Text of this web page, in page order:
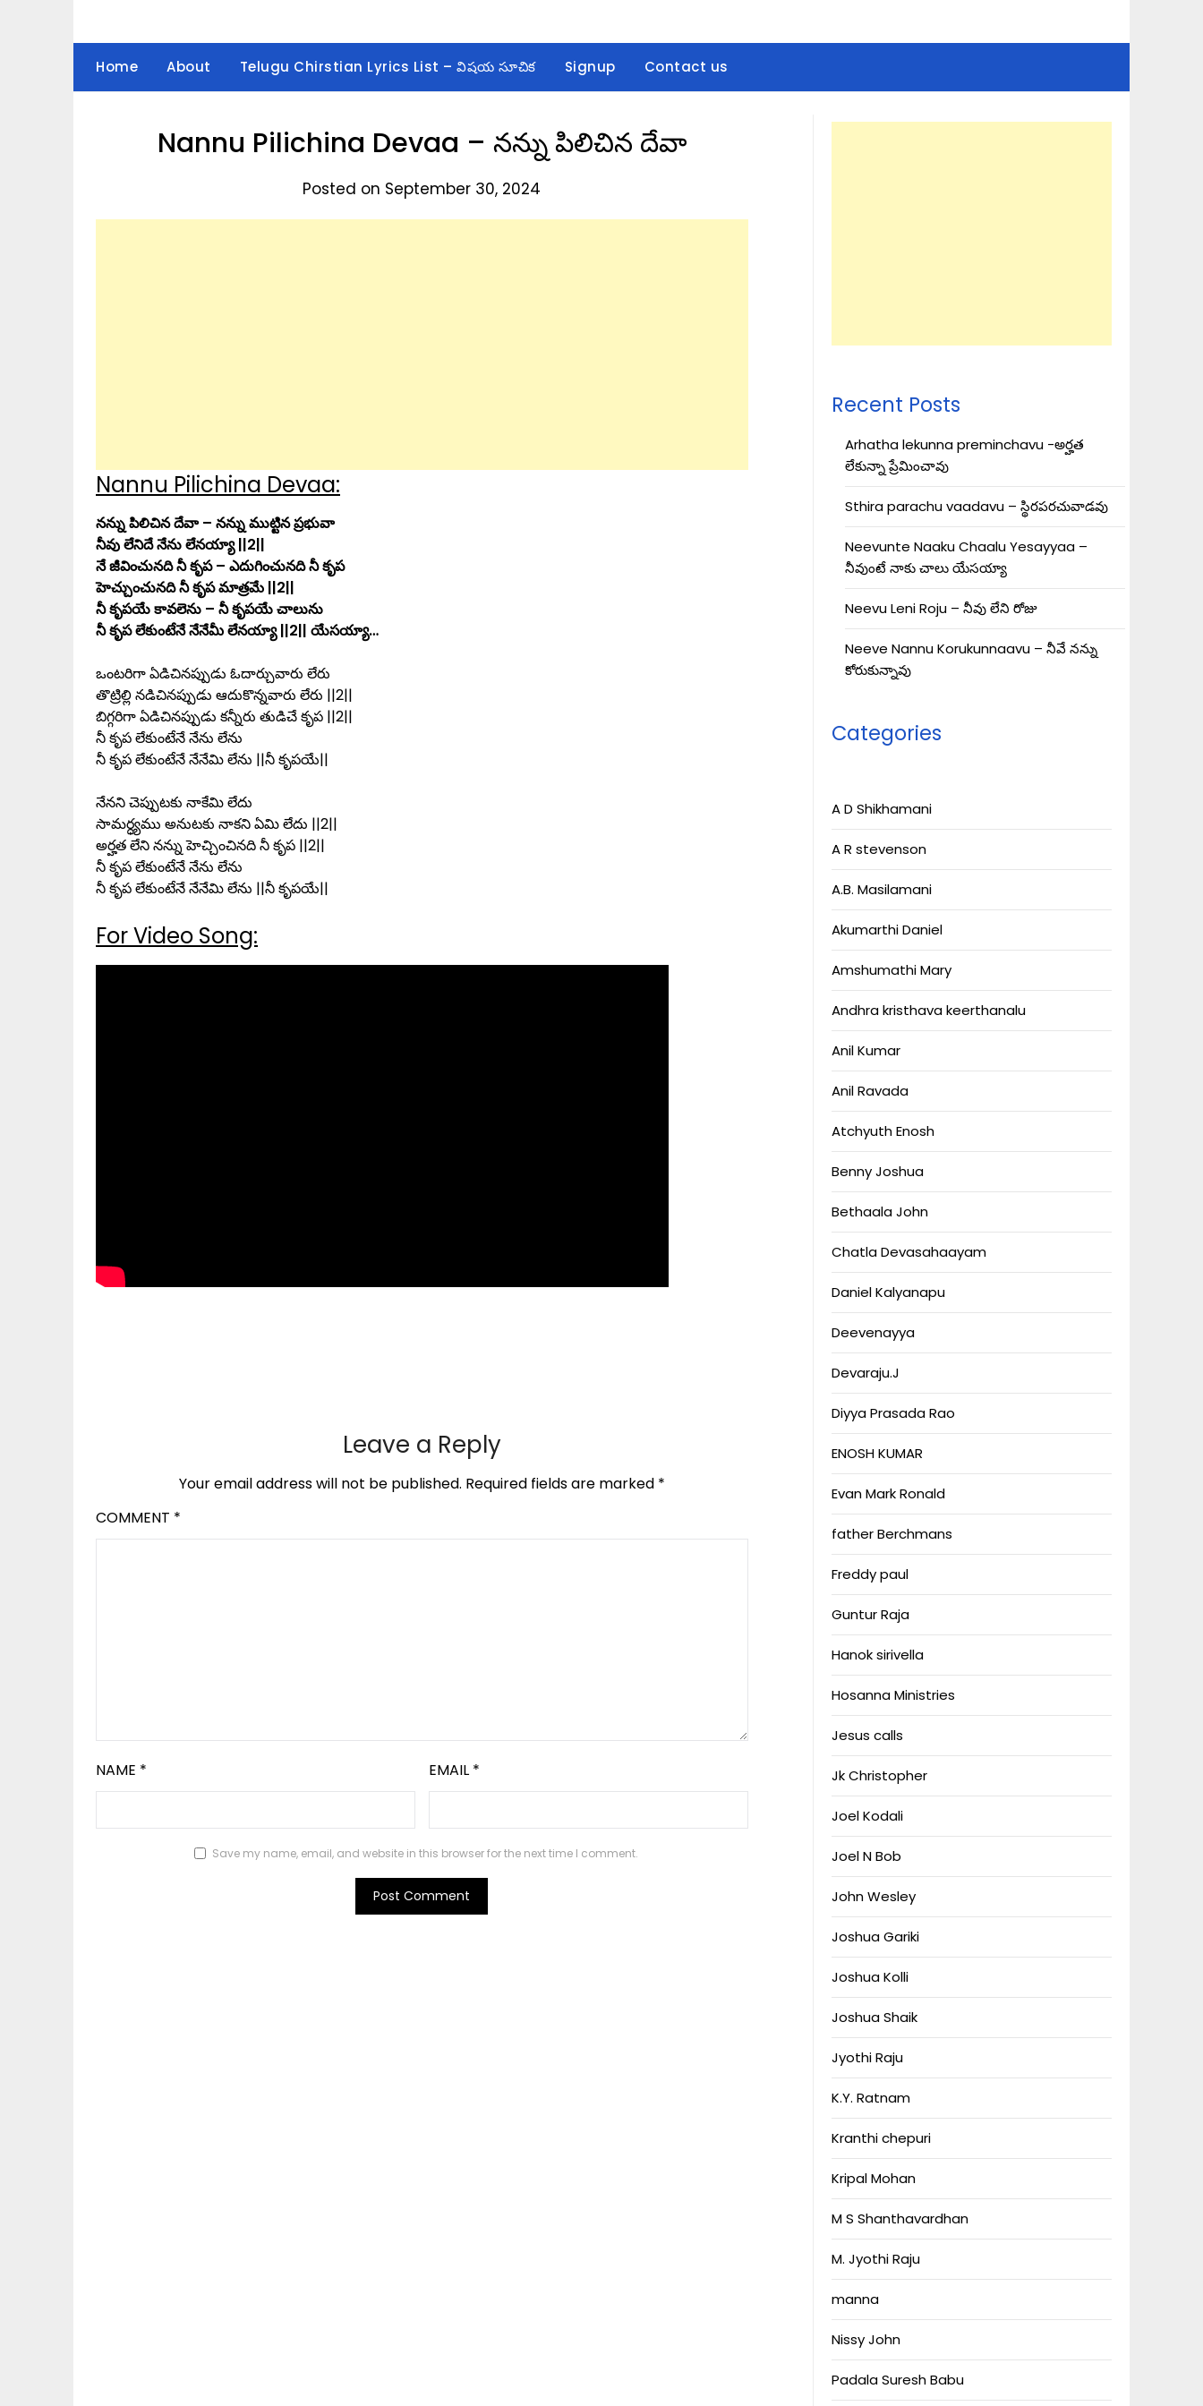
Home About Telugu Chirstian Lyrics List – విషయ సూచిక Signup Contact us
Nannu Pilichina Devaa – నన్ను పిలిచిన దేవా
Posted on September 30, 2024
Nannu Pilichina Devaa:
నన్ను పిలిచిన దేవా – నన్ను ముట్టిన ప్రభువా
నీవు లేనిదే నేను లేనయ్యా ||2||
నే జీవించునది నీ కృప – ఎదుగించునది నీ కృప
హెచ్చుంచునది నీ కృప మాత్రమే ||2||
నీ కృపయే కావలెను – నీ కృపయే చాలును
నీ కృప లేకుంటేనే నేనేమీ లేనయ్యా ||2|| యేసయ్యా…
ఒంటరిగా ఏడిచినప్పుడు ఓదార్చువారు లేరు
తొట్రిల్లి నడిచినప్పుడు ఆదుకొన్నవారు లేరు ||2||
బిగ్గరిగా ఏడిచినప్పుడు కన్నీరు తుడిచే కృప ||2||
నీ కృప లేకుంటేనే నేను లేను
నీ కృప లేకుంటేనే నేనేమి లేను ||నీ కృపయే||
నేనని చెప్పుటకు నాకేమి లేదు
సామర్ధ్యము అనుటకు నాకని ఏమి లేదు ||2||
అర్హత లేని నన్ను హెచ్చించినది నీ కృప ||2||
నీ కృప లేకుంటేనే నేను లేను
నీ కృప లేకుంటేనే నేనేమి లేను ||నీ కృపయే||
For Video Song:
Leave a Reply
Your email address will not be published. Required fields are marked *
COMMENT *
NAME * EMAIL *
Save my name, email, and website in this browser for the next time I comment.
Recent Posts
Arhatha lekunna preminchavu -అర్హత
లేకున్నా ప్రేమించావు
Sthira parachu vaadavu – స్థిరపరచువాడవు
Neevunte Naaku Chaalu Yesayyaa –
నీవుంటే నాకు చాలు యేసయ్యా
Neevu Leni Roju – నీవు లేని రోజు
Neeve Nannu Korukunnaavu – నీవే నన్ను
కోరుకున్నావు
Categories
A D Shikhamani
A R stevenson
A.B. Masilamani
Akumarthi Daniel
Amshumathi Mary
Andhra kristhava keerthanalu
Anil Kumar
Anil Ravada
Atchyuth Enosh
Benny Joshua
Bethaala John
Chatla Devasahaayam
Daniel Kalyanapu
Deevenayya
Devaraju.J
Diyya Prasada Rao
ENOSH KUMAR
Evan Mark Ronald
father Berchmans
Freddy paul
Guntur Raja
Hanok sirivella
Hosanna Ministries
Jesus calls
Jk Christopher
Joel Kodali
Joel N Bob
John Wesley
Joshua Gariki
Joshua Kolli
Joshua Shaik
Jyothi Raju
K.Y. Ratnam
Kranthi chepuri
Kripal Mohan
M S Shanthavardhan
M. Jyothi Raju
manna
Nissy John
Padala Suresh Babu